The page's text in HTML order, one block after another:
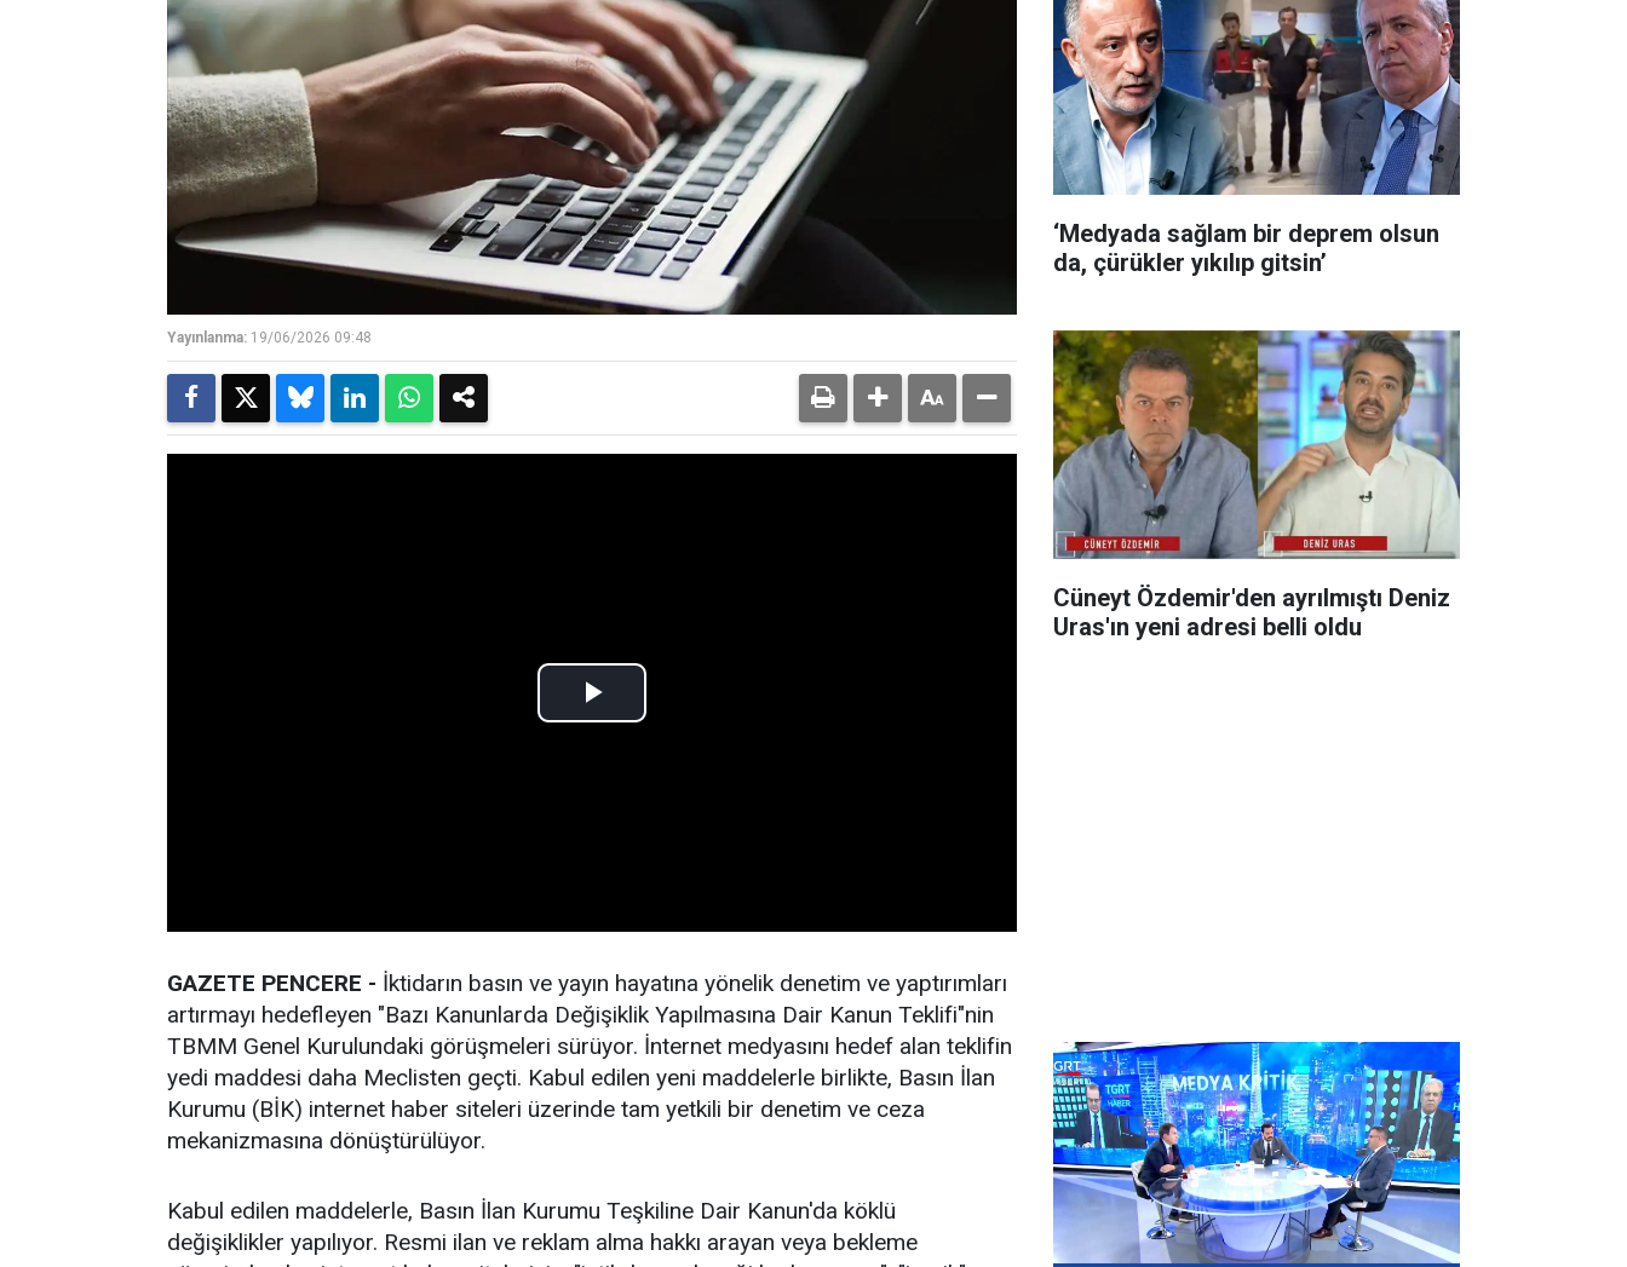
Yayınlanma: 19/06/2026 09:48
GAZETE PENCERE - İktidarın basın ve yayın hayatına yönelik denetim ve yaptırımları
artırmayı hedefleyen "Bazı Kanunlarda Değişiklik Yapılmasına Dair Kanun Teklifi"nin
TBMM Genel Kurulundaki görüşmeleri sürüyor. İnternet medyasını hedef alan teklifin
yedi maddesi daha Meclisten geçti. Kabul edilen yeni maddelerle birlikte, Basın İlan
Kurumu (BİK) internet haber siteleri üzerinde tam yetkili bir denetim ve ceza
mekanizmasına dönüştürülüyor.
Kabul edilen maddelerle, Basın İlan Kurumu Teşkiline Dair Kanun'da köklü
değişiklikler yapılıyor. Resmi ilan ve reklam alma hakkı arayan veya bekleme
‘Medyada sağlam bir deprem olsun
da, çürükler yıkılıp gitsin’
Cüneyt Özdemir'den ayrılmıştı Deniz
Uras'ın yeni adresi belli oldu